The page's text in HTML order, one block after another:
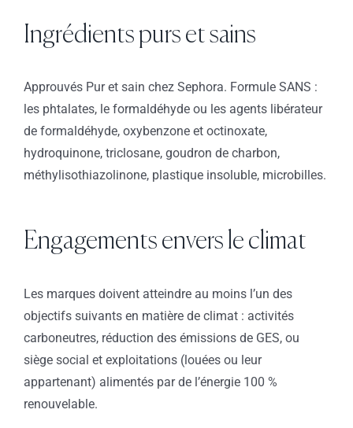
Ingrédients purs et sains
Approuvés Pur et sain chez Sephora. Formule SANS :
les phtalates, le formaldéhyde ou les agents libérateur
de formaldéhyde, oxybenzone et octinoxate,
hydroquinone, triclosane, goudron de charbon,
méthylisothiazolinone, plastique insoluble, microbilles.
Engagements envers le climat
Les marques doivent atteindre au moins l’un des
objectifs suivants en matière de climat : activités
carboneutres, réduction des émissions de GES, ou
siège social et exploitations (louées ou leur
appartenant) alimentés par de l’énergie 100 %
renouvelable.